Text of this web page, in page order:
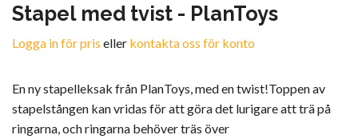
Stapel med tvist - PlanToys
Logga in för pris eller kontakta oss för konto
En ny stapelleksak från PlanToys, med en twist!Toppen av
stapelstången kan vridas för att göra det lurigare att trä på
ringarna, och ringarna behöver träs över